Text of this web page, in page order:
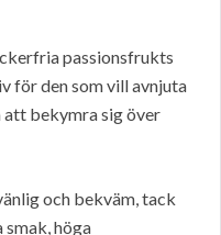
passionsfrukts
för den som vill avnjuta
att bekymra sig över
och bekväm, tack
höga